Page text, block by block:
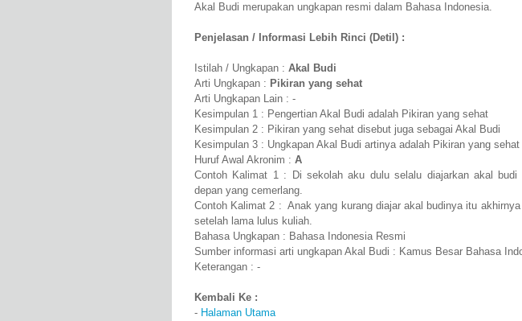
Akal Budi merupakan ungkapan resmi dalam Bahasa Indonesia.
Penjelasan / Informasi Lebih Rinci (Detil) :
Istilah / Ungkapan : Akal Budi
Arti Ungkapan : Pikiran yang sehat
Arti Ungkapan Lain : -
Kesimpulan 1 : Pengertian Akal Budi adalah Pikiran yang sehat
Kesimpulan 2 : Pikiran yang sehat disebut juga sebagai Akal Budi
Kesimpulan 3 : Ungkapan Akal Budi artinya adalah Pikiran yang sehat
Huruf Awal Akronim : A
Contoh Kalimat 1 : Di sekolah aku dulu selalu diajarkan akal
depan yang cemerlang.
Contoh Kalimat 2 : Anak yang kurang diajar akal budinya itu akhirnya
setelah lama lulus kuliah.
Bahasa Ungkapan : Bahasa Indonesia Resmi
Sumber informasi arti ungkapan Akal Budi : Kamus Besar Bahasa
Keterangan : -
Kembali Ke :
- Halaman Utama